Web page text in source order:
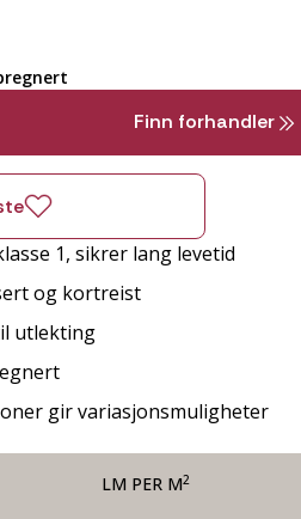
Finn forhandler
1, sikrer lang levetid
og kortreist
utlekting
gir variasjonsmuligheter
LM PER M2